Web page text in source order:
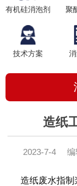
有机硅消泡剂 聚
技术方案
造纸
2023-7-4
造纸废水指制